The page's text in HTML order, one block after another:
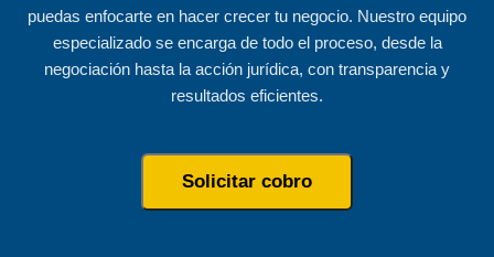
puedas enfocarte en hacer crecer tu negocio. Nuestro equipo
especializado se encarga de todo el proceso, desde la
negociación hasta la acción jurídica, con transparencia y
resultados eficientes.
Solicitar cobro